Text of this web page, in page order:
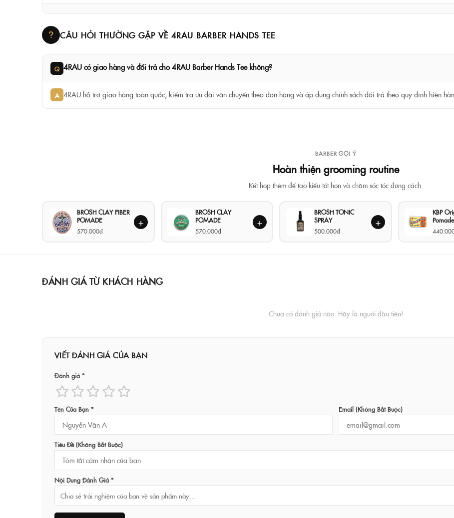
CÂU HỎI THƯỜNG GẶP VỀ 4RAU BARBER HANDS TEE
Q 4RAU có giao hàng và đổi trả cho 4RAU Barber Hands Tee không?
A 4RAU hỗ trợ giao hàng toàn quốc, kiểm tra ưu đãi vận chuyển theo đơn hàng và áp dụng chính sách đổi trả theo quy định hiện
BARBER GỢI Ý
Hoàn thiện grooming routine
Kết hợp thêm để tạo kiểu tốt hơn và chăm sóc tóc đúng cách.
BROSH CLAY FIBER
POMADE
570.000đ
+
BROSH CLAY
POMADE
570.000đ
+
BROSH TONIC
SPRAY
500.000đ
+
KBP
Pomade
ĐÁNH GIÁ TỪ KHÁCH HÀNG
Chưa có đánh giá nào. Hãy là người đầu tiên!
VIẾT ĐÁNH GIÁ CỦA BẠN
Đánh giá *
Tên Của Bạn * Email (không Bắt Buộc)
Tiêu Đề (không Bắt Buộc)
Nội Dung Đánh Giá *